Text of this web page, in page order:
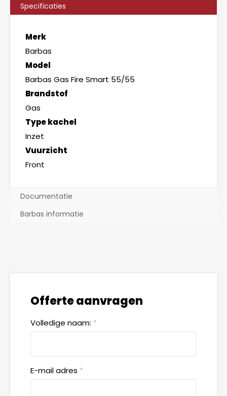
Specificaties
Merk
Barbas
Model
Barbas Gas Fire Smart 55/55
Brandstof
Gas
Type kachel
Inzet
Vuurzicht
Front
Documentatie
Barbas informatie
Offerte aanvragen
Volledige naam: *
E-mail adres *